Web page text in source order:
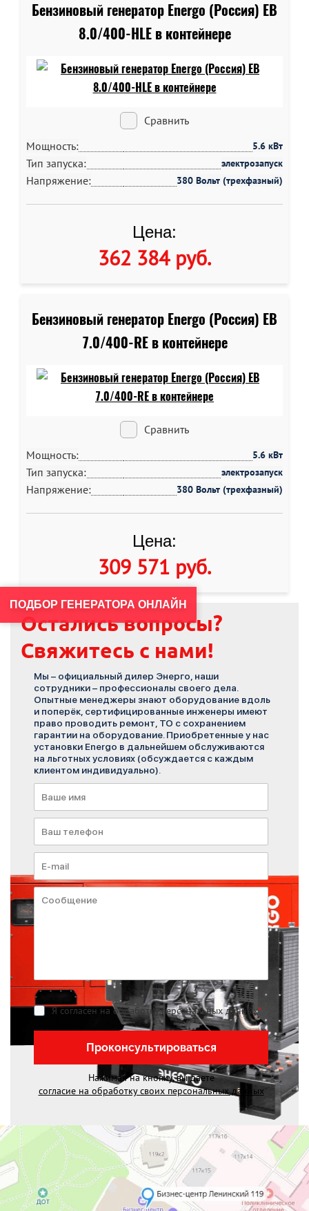
Бензиновый генератор Energo (Россия) EB
8.0/400-HLE в контейнере
Сравнить
Мощность:
5.6 кВт
Тип запуска: электрозапуск
Напряжение: 380 Вольт (трехфазный)
Цена:
362 384 руб.
Бензиновый генератор Energo (Россия) EB
7.0/400-RE в контейнере
Сравнить
Мощность:
5.6 кВт
Тип запуска: электрозапуск
Напряжение: 380 Вольт (трехфазный)
Цена:
309 571 руб.
Остались вопросы?
Свяжитесь с нами!
Мы – официальный дилер Энерго, наши
сотрудники – профессионалы своего дела.
Опытные менеджеры знают оборудование вдоль
и поперёк, сертифицированные инженеры имеют
право проводить ремонт, ТО с сохранением
гарантии на оборудование. Приобретенные у нас
установки Energo в дальнейшем обслуживаются
на льготных условиях (обсуждается с каждым
клиентом индивидуально).
Я согласен на обработку персональных данных*
Проконсультироваться
Нажимая на кнопку, вы даете
согласие на обработку своих персональных данных
ПОДБОР ГЕНЕРАТОРА ОНЛАЙН